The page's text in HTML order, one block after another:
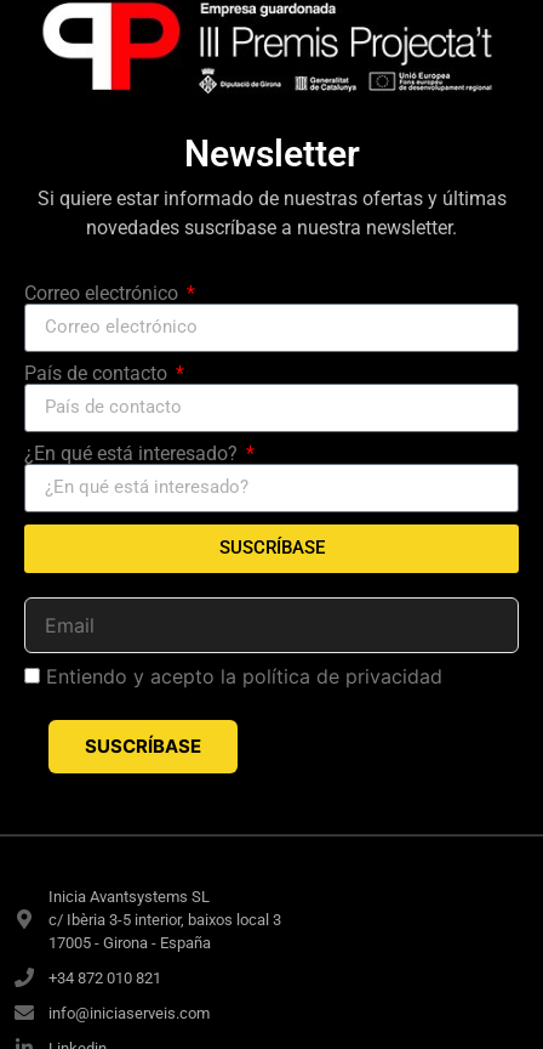
Newsletter
Si quiere estar informado de nuestras ofertas y últimas
novedades suscríbase a nuestra newsletter.
Correo electrónico
País de contacto
¿En qué está interesado?
SUSCRÍBASE
Entiendo y acepto la política de privacidad
Inicia Avantsystems SL
c/ Ibèria 3-5 interior, baixos local 3
17005 - Girona - España
+34 872 010 821
info@iniciaserveis.com